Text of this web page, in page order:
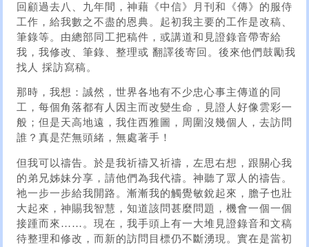
回顧過去八、九年間，神藉《中信》月刊和《傳》的服侍
工作，給我數之不盡的恩典。起初我主要的工作是改稿、
筆錄等。由總部同工把稿件，或講道和見證錄音帶寄給
我，我修改、筆錄、整理或 翻譯後寄回。後來他們鼓勵我
找人 採訪寫稿。
那時，我想：誠然，世界各地有不少忠心事主傳道的同
工，每個角落都有人因主而改變生命，見證人好像雲彩一
般；但是天高地遠，我住西雅圖，周圍沒幾個人，去訪問
誰？真是茫無頭緒，無處著手！
但我可以禱告。於是我祈禱又祈禱，左思右想，跟關心我
的弟兄姊妹分享，請他們為我代禱。神聽了眾人的禱告。
祂一步一步給我開路。漸漸我的觸覺敏銳起來，膽子也壯
大起來，神賜我智慧，知道該問甚麼問題，機會一個一個
接踵而來……。現在，我手頭上有一大堆見證錄音和文稿
待整理和修改，而新的訪問目標仍不斷湧現。實在是當初